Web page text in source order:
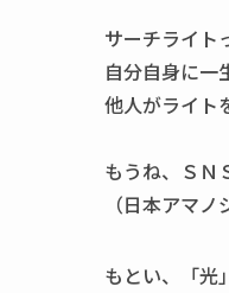
サーチライト
自分自身に一
他人がライト
もうね、ＳＮ
（日本アマ
もとい、「光